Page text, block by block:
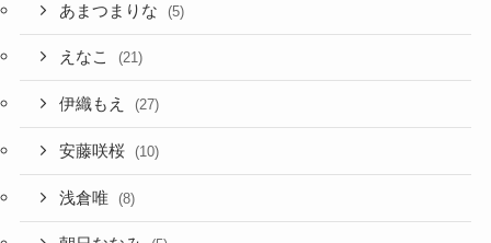
あまつまりな (5)
えなこ (21)
伊織もえ (27)
安藤咲桜 (10)
浅倉唯 (8)